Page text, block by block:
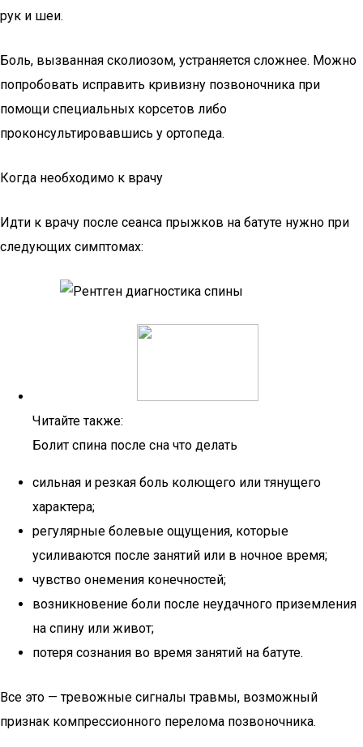
рук и шеи.
Боль, вызванная сколиозом, устраняется сложнее. Можно
попробовать исправить кривизну позвоночника при
помощи специальных корсетов либо
проконсультировавшись у ортопеда.
Когда необходимо к врачу
Идти к врачу после сеанса прыжков на батуте нужно при
следующих симптомах:
Читайте также:
Болит спина после сна что делать
сильная и резкая боль колющего или тянущего
характера;
регулярные болевые ощущения, которые
усиливаются после занятий или в ночное время;
чувство онемения конечностей;
возникновение боли после неудачного приземления
на спину или живот;
потеря сознания во время занятий на батуте.
Все это — тревожные сигналы травмы, возможный
признак компрессионного перелома позвоночника.